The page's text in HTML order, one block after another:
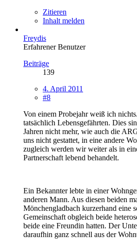
Zitieren
Inhalt melden
Freydis
Erfahrener Benutzer
Beiträge
139
4. April 2011
#8
Von einem Probejahr weiß ich
tatsächlich Lebensgefährten. Dies
Jahren nicht mehr, wie auch die
uns nicht gestattet, in eine andere
zugleich werden wir weiter als in
Partnerschaft lebend behandelt.
Ein Bekannter lebte in einer
anderen Mann. Aus diesen beiden
Mönchengladbach kurzerhand eine
Gemeinschaft obgleich beide
beide eine Freundin hatten. Der
daraufhin ganz schnell aus der